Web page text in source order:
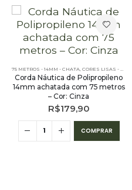
, PE – 14MM – CHATA - 75
75 METROS - 14MM - CHATA, CORES LISAS - 75 METROS - 14MM - CHATA
Corda Náutica de Polipropileno
14mm achatada com 75 metros
– Cor: Cinza
R$179,90
COMPRAR